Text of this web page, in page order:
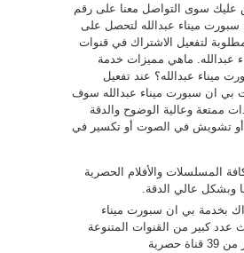
عليك سوى التواصل معنا على رقم
ميناء عبدالله لتحصل على
لتفعيل الاشتراك في قنوات
عبدالله. ماهي مميزات خدمة
ميناء عبدالله؟ عند تفعيل
بي ان سبورت ميناء عبدالله سوف
ممتعة وعالية الوضوح والدقة
أو تشويش في الصوت أو تكسير في
المسلسلات والأفلام الحصرية
وبشكل عالي الدقة.
بخدمة بي ان سبورت ميناء
عدد كبير من القنوات المتنوعة
حصرية